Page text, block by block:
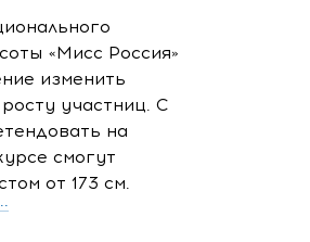
«Мисс Россия»
изменить
участниц. С
на
смогут
от 173 см.